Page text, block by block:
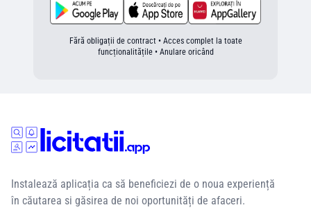
Fără obligații de contract • Acces complet la toate
funcționalitățile • Anulare oricând
Instalează aplicația ca să beneficiezi de o noua experiență
în căutarea si găsirea de noi oportunități de afaceri.